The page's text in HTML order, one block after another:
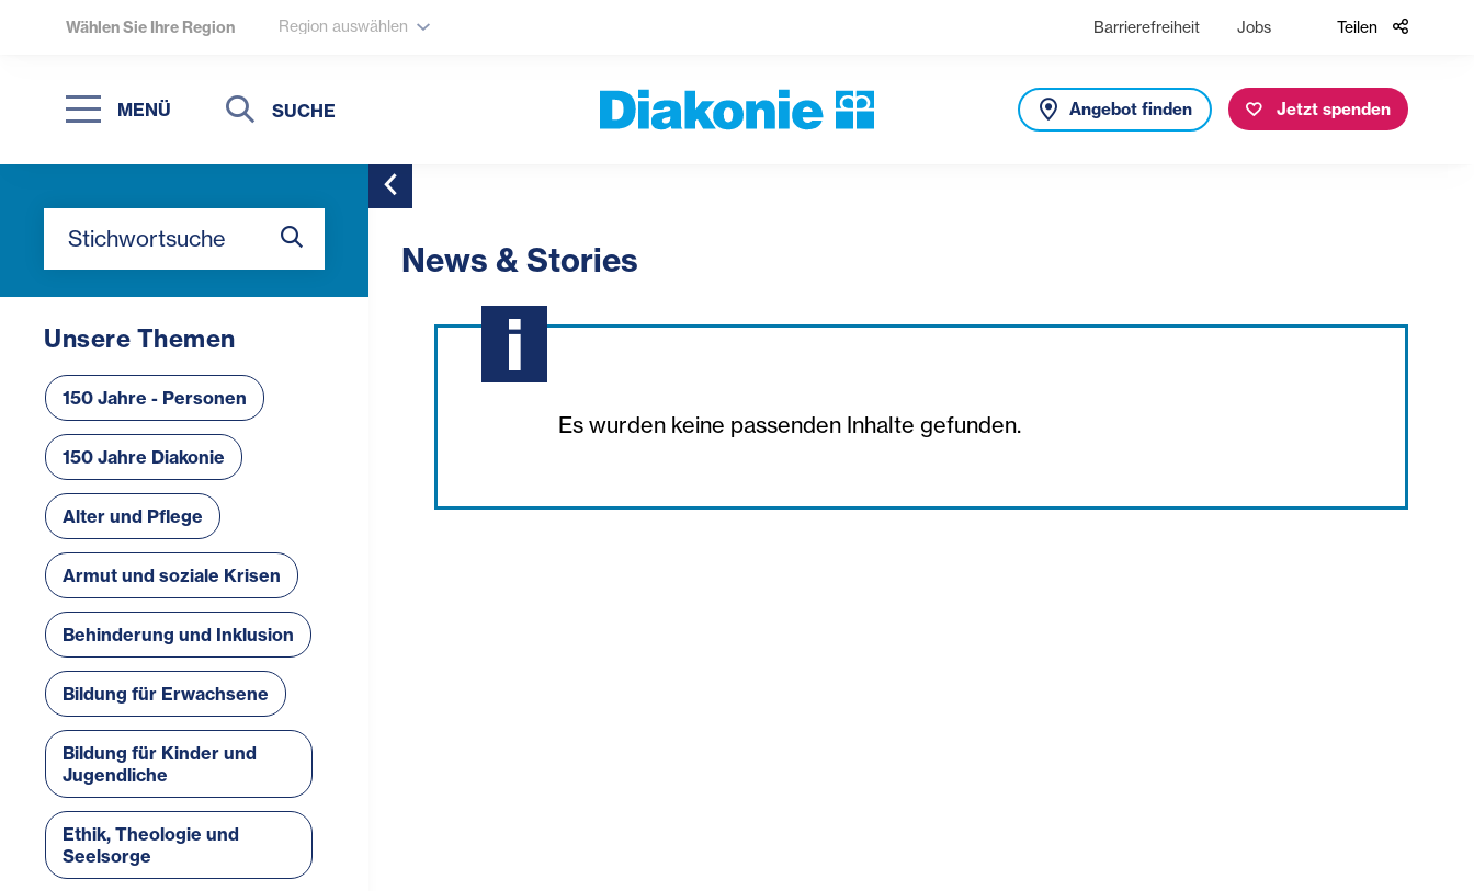
Wählen Sie Ihre Region Region auswählen Barrierefreiheit Jobs Teilen
MENÜ
Suche
Suche
Angebot finden Jetzt spenden
Toggle Sidebar Filter
Suchen
Unsere Themen
150 Jahre - Personen
150 Jahre Diakonie
Alter und Pflege
Armut und soziale Krisen
Behinderung und Inklusion
Bildung für Erwachsene
Bildung für Kinder und
Jugendliche
Ethik, Theologie und
Seelsorge
News & Stories
Es wurden keine passenden Inhalte gefunden.